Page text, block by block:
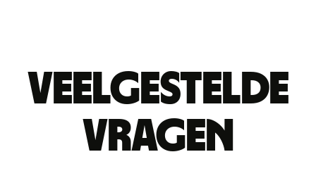
Veelgestelde
vragen